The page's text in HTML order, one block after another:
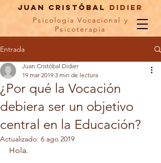
Juan Cristóbal didier
Psicología Vocacional y
Psicoterapia
Entrada
¿Por qué la Vocación
debiera ser un objetivo
central en la Educación?
Juan Cristóbal Didier
19 mar 2019 3 min de lectura
Actualizado: 6 ago 2019
Hola.